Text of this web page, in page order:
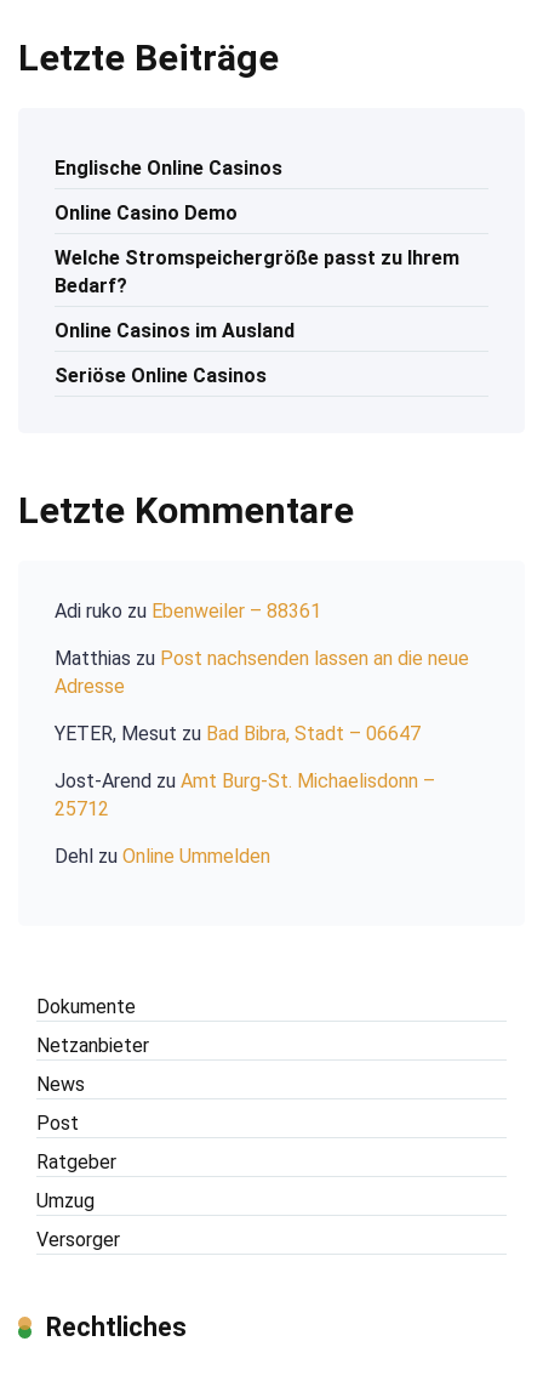
Letzte Beiträge
Englische Online Casinos
Online Casino Demo
Welche Stromspeichergröße passt zu Ihrem
Bedarf?
Online Casinos im Ausland
Seriöse Online Casinos
Letzte Kommentare
Adi ruko zu Ebenweiler – 88361
Matthias zu Post nachsenden lassen an die neue
Adresse
YETER, Mesut zu Bad Bibra, Stadt – 06647
Jost-Arend zu Amt Burg-St. Michaelisdonn –
25712
Dehl zu Online Ummelden
Dokumente
Netzanbieter
News
Post
Ratgeber
Umzug
Versorger
Rechtliches